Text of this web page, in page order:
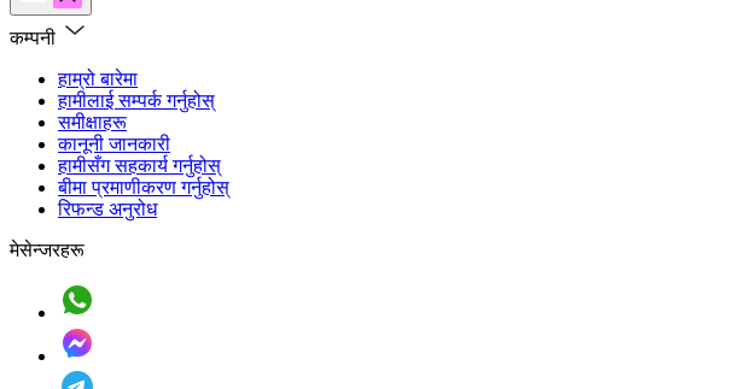
कम्पनी
हाम्रो बारेमा
हामीलाई सम्पर्क गर्नुहोस्
समीक्षाहरू
कानूनी जानकारी
हामीसँग सहकार्य गर्नुहोस्
बीमा प्रमाणीकरण गर्नुहोस्
रिफन्ड अनुरोध
मेसेन्जरहरू